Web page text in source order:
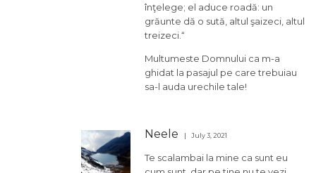
înţelege; el aduce roadă: un
grăunte dă o sută, altul şaizeci, altul
treizeci.“
Multumeste Domnului ca m-a
ghidat la pasajul pe care trebuiau
sa-l auda urechile tale!
Neele July 3, 2021
Te scalambai la mine ca sunt eu